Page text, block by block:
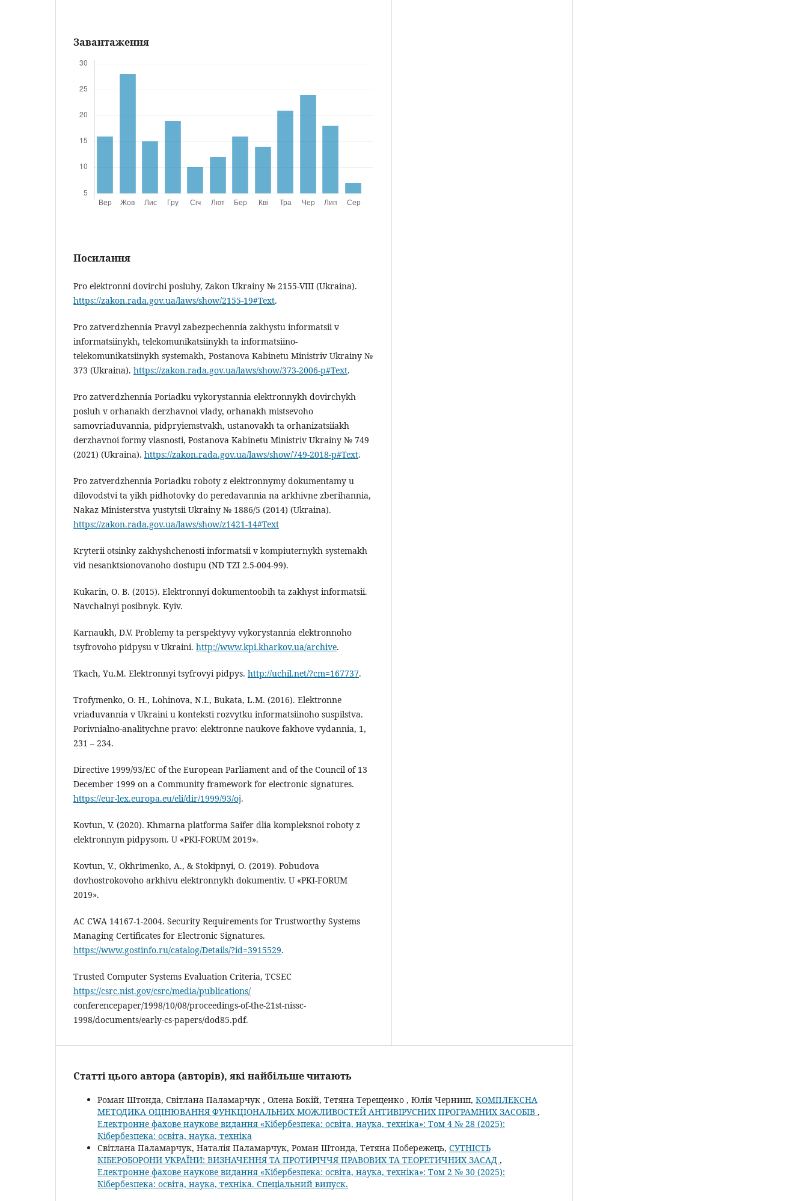
Завантаження
Посилання
Pro elektronni dovirchi posluhy, Zakon Ukrainy № 2155-VIII (Ukraina).
https://zakon.rada.gov.ua/laws/show/2155-19#Text.
Pro zatverdzhennia Pravyl zabezpechennia zakhystu informatsii v
informatsiinykh, telekomunikatsiinykh ta informatsiino-
telekomunikatsiinykh systemakh, Postanova Kabinetu Ministriv Ukrainy №
373 (Ukraina). https://zakon.rada.gov.ua/laws/show/373-2006-p#Text.
Pro zatverdzhennia Poriadku vykorystannia elektronnykh dovirchykh
posluh v orhanakh derzhavnoi vlady, orhanakh mistsevoho
samovriaduvannia, pidpryiemstvakh, ustanovakh ta orhanizatsiiakh
derzhavnoi formy vlasnosti, Postanova Kabinetu Ministriv Ukrainy № 749
(2021) (Ukraina). https://zakon.rada.gov.ua/laws/show/749-2018-p#Text.
Pro zatverdzhennia Poriadku roboty z elektronnymy dokumentamy u
dilovodstvi ta yikh pidhotovky do peredavannia na arkhivne zberihannia,
Nakaz Ministerstva yustytsii Ukrainy № 1886/5 (2014) (Ukraina).
https://zakon.rada.gov.ua/laws/show/z1421-14#Text
Kryterii otsinky zakhyshchenosti informatsii v kompiuternykh systemakh
vid nesanktsionovanoho dostupu (ND TZI 2.5-004-99).
Kukarin, O. B. (2015). Elektronnyi dokumentoobih ta zakhyst informatsii.
Navchalnyi posibnyk. Kyiv.
Karnaukh, D.V. Problemy ta perspektyvy vykorystannia elektronnoho
tsyfrovoho pidpysu v Ukraini. http://www.kpi.kharkov.ua/archive.
Tkach, Yu.M. Elektronnyi tsyfrovyi pidpys. http://uchil.net/?cm=167737.
Trofymenko, O. H., Lohinova, N.I., Bukata, L.M. (2016). Elektronne
vriaduvannia v Ukraini u konteksti rozvytku informatsiinoho suspilstva.
Porivnialno-analitychne pravo: elektronne naukove fakhove vydannia, 1,
231 – 234.
Directive 1999/93/EC of the European Parliament and of the Council of 13
December 1999 on a Community framework for electronic signatures.
https://eur-lex.europa.eu/eli/dir/1999/93/oj.
Kovtun, V. (2020). Khmarna platforma Saifer dlia kompleksnoi roboty z
elektronnym pidpysom. U «PKI-FORUM 2019».
Kovtun, V., Okhrimenko, A., & Stokipnyi, O. (2019). Pobudova
dovhostrokovoho arkhivu elektronnykh dokumentiv. U «PKI-FORUM
2019».
AC CWA 14167-1-2004. Security Requirements for Trustworthy Systems
Managing Certificates for Electronic Signatures.
https://www.gostinfo.ru/catalog/Details/?id=3915529.
Trusted Computer Systems Evaluation Criteria, TCSEC
https://csrc.nist.gov/csrc/media/publications/
conferencepaper/1998/10/08/proceedings-of-the-21st-nissc-
1998/documents/early-cs-papers/dod85.pdf.
Статті цього автора (авторів), які найбільше читають
Роман Штонда, Світлана Паламарчук , Олена Бокій, Тетяна Терещенко , Юлія Черниш, КОМПЛЕКСНА
МЕТОДИКА ОЦІНЮВАННЯ ФУНКЦІОНАЛЬНИХ МОЖЛИВОСТЕЙ АНТИВІРУСНИХ ПРОГРАМНИХ ЗАСОБІВ ,
Електронне фахове наукове видання «Кібербезпека: освіта, наука, техніка»: Том 4 № 28 (2025):
Кібербезпека: освіта, наука, техніка
Світлана Паламарчук, Наталія Паламарчук, Роман Штонда, Тетяна Побережець, СУТНІСТЬ
КІБЕРОБОРОНИ УКРАЇНИ: ВИЗНАЧЕННЯ ТА ПРОТИРІЧЧЯ ПРАВОВИХ ТА ТЕОРЕТИЧНИХ ЗАСАД ,
Електронне фахове наукове видання «Кібербезпека: освіта, наука, техніка»: Том 2 № 30 (2025):
Кібербезпека: освіта, наука, техніка. Спеціальний випуск.